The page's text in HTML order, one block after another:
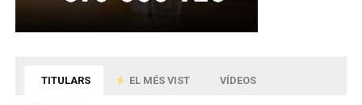
TITULARS EL MÉS VIST VÍDEOS